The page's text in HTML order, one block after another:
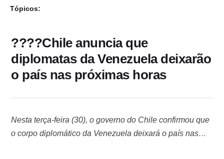
Tópicos:
????Chile anuncia que
diplomatas da Venezuela deixarão
o país nas próximas horas
Nesta terça-feira (30), o governo do Chile confirmou que
o corpo diplomático da Venezuela deixará o país nas